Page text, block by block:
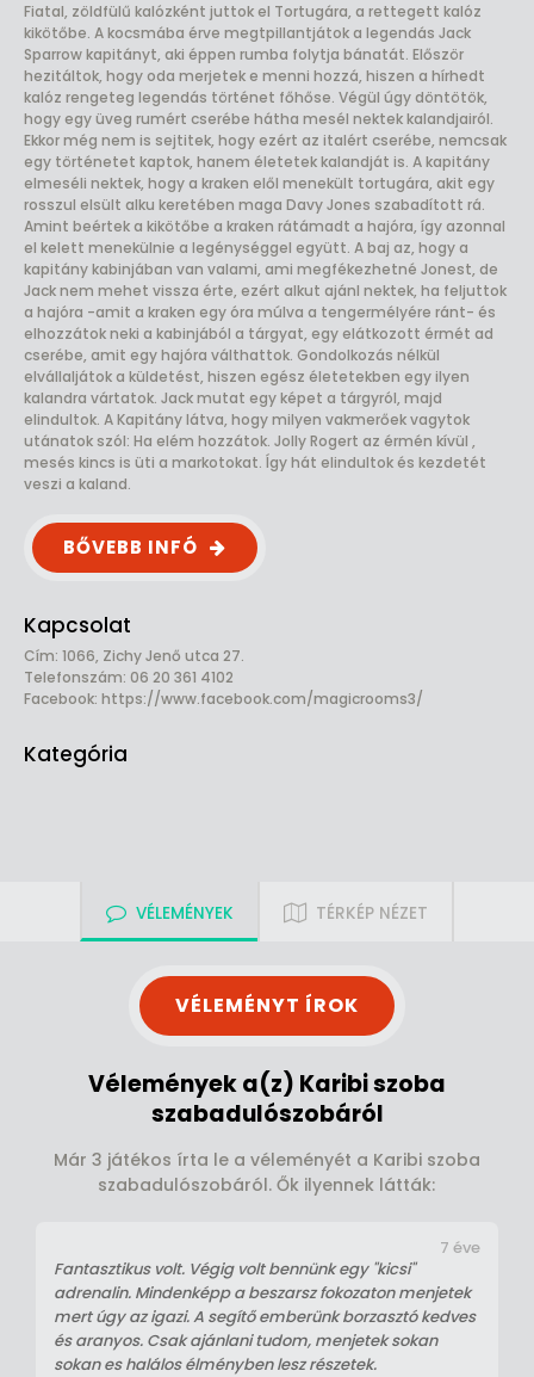
Fiatal, zöldfülű kalózként juttok el Tortugára, a rettegett kalóz
kikötőbe. A kocsmába érve megtpillantjátok a legendás Jack
Sparrow kapitányt, aki éppen rumba folytja bánatát. Először
hezitáltok, hogy oda merjetek e menni hozzá, hiszen a hírhedt
kalóz rengeteg legendás történet főhőse. Végül úgy döntötök,
hogy egy üveg rumért cserébe hátha mesél nektek kalandjairól.
Ekkor még nem is sejtitek, hogy ezért az italért cserébe, nemcsak
egy történetet kaptok, hanem életetek kalandját is. A kapitány
elmeséli nektek, hogy a kraken elől menekült tortugára, akit egy
rosszul elsült alku keretében maga Davy Jones szabadított rá.
Amint beértek a kikötőbe a kraken rátámadt a hajóra, így azonnal
el kelett menekülnie a legénységgel együtt. A baj az, hogy a
kapitány kabinjában van valami, ami megfékezhetné Jonest, de
Jack nem mehet vissza érte, ezért alkut ajánl nektek, ha feljuttok
a hajóra -amit a kraken egy óra múlva a tengermélyére ránt- és
elhozzátok neki a kabinjából a tárgyat, egy elátkozott érmét ad
cserébe, amit egy hajóra válthattok. Gondolkozás nélkül
elvállaljátok a küldetést, hiszen egész életetekben egy ilyen
kalandra vártatok. Jack mutat egy képet a tárgyról, majd
elindultok. A Kapitány látva, hogy milyen vakmerőek vagytok
utánatok szól: Ha elém hozzátok. Jolly Rogert az érmén kívül ,
mesés kincs is üti a markotokat. Így hát elindultok és kezdetét
veszi a kaland.
BŐVEBB INFÓ
Kapcsolat
Cím: 1066, Zichy Jenő utca 27.
Telefonszám: 06 20 361 4102
Facebook: https://www.facebook.com/magicrooms3/
Kategória
VÉLEMÉNYEK TÉRKÉP NÉZET
VÉLEMÉNYT ÍROK
Vélemények a(z) Karibi szoba
szabadulószobáról
Már 3 játékos írta le a véleményét a Karibi szoba
szabadulószobáról. Ők ilyennek látták:
Fantasztikus volt. Végig volt bennünk egy "kicsi"
adrenalin. Mindenképp a beszarsz fokozaton menjetek
mert úgy az igazi. A segítő emberünk borzasztó kedves
és aranyos. Csak ajánlani tudom, menjetek sokan
sokan es halálos élményben lesz részetek.
7 éve